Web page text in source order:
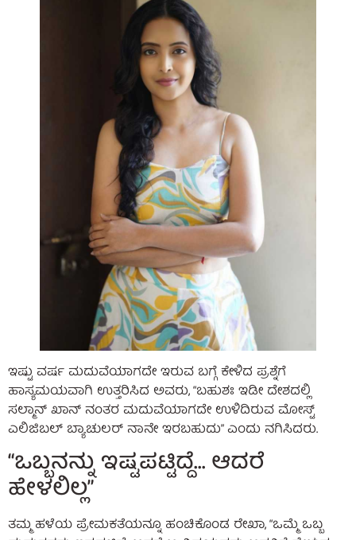
ಇಷ್ಟು ವರ್ಷ ಮದುವೆಯಾಗದೇ ಇರುವ ಬಗ್ಗೆ ಕೇಳಿದ ಪ್ರಶ್ನೆಗೆ
ಹಾಸ್ಯಮಯವಾಗಿ ಉತ್ತರಿಸಿದ ಅವರು, “ಬಹುಶಃ ಇಡೀ ದೇಶದಲ್ಲಿ
ಸಲ್ಮಾನ್ ಖಾನ್ ನಂತರ ಮದುವೆಯಾಗದೇ ಉಳಿದಿರುವ ಮೋಸ್ಟ್
ಎಲಿಜಿಬಲ್ ಬ್ಯಾಚುಲರ್ ನಾನೇ ಇರಬಹುದು” ಎಂದು ನಗಿಸಿದರು.
“ಒಬ್ಬನನ್ನು ಇಷ್ಟಪಟ್ಟಿದ್ದೆ… ಆದರೆ
ಹೇಳಲಿಲ್ಲ”
ತಮ್ಮ ಹಳೆಯ ಪ್ರೇಮಕತೆಯನ್ನೂ ಹಂಚಿಕೊಂಡ ರೇಖಾ, “ಒಮ್ಮೆ ಒಬ್ಬ